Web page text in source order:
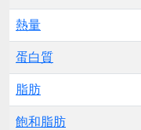
熱量
蛋白質
脂肪
飽和脂肪